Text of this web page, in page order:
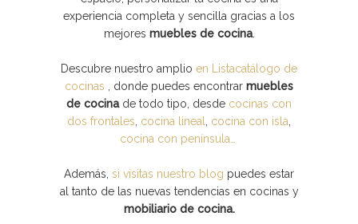
experiencia completa y sencilla gracias a los
mejores muebles de cocina.
Descubre nuestro amplio en Listacatálogo de
cocinas , donde puedes encontrar muebles
de cocinade todo tipo, desde cocinas con
dos frontales, cocina lineal, cocina con isla,
cocina con península…
Además, si visitas nuestro blog puedes estar
al tanto de las nuevas tendencias en cocinas y
mobiliario de cocina.